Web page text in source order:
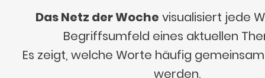
Das Netz der Woche visualisiert jede
Begriffsumfeld eines aktuellen
Es zeigt, welche Worte häufig
werden.